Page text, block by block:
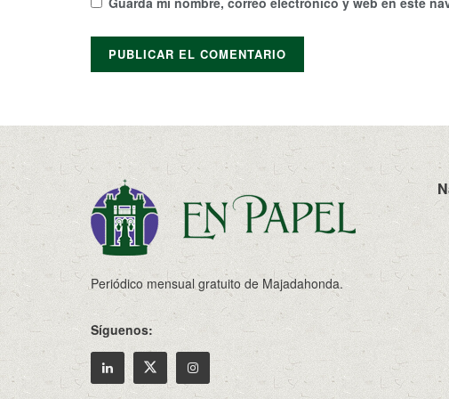
Periódico mensual gratuito de Majadahonda.
Síguenos: